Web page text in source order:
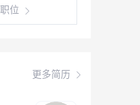
位
更多简历